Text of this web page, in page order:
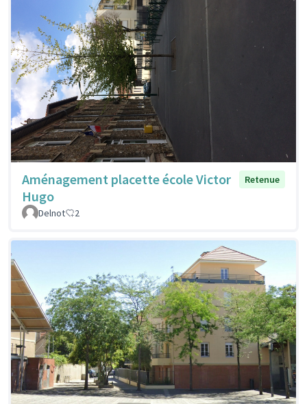
Aménagement placette école Victor
Hugo
Retenue
Delnot 2